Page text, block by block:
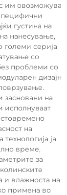
им овозможува
густина на
нанесување,
големи серија
со
проблеми со
дизајн
на
исполнуваат
на
ја
време,
за
и влажноста на
примена во